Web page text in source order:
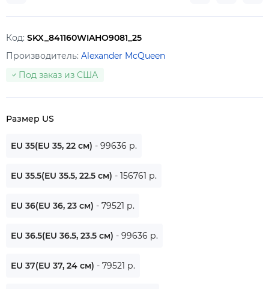
Код: SKX_841160WIAHO9081_25
Производитель: Alexander McQueen
Под заказ из США
Размер US
EU 35(EU 35, 22 см) - 99636 р.
EU 35.5(EU 35.5, 22.5 см) - 156761 р.
EU 36(EU 36, 23 см) - 79521 р.
EU 36.5(EU 36.5, 23.5 см) - 99636 р.
EU 37(EU 37, 24 см) - 79521 р.